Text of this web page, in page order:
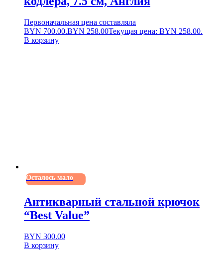
Первоначальная цена составляла
BYN 700.00.BYN 258.00Текущая цена: BYN 258.00.
В корзину
Осталось мало
Антикварный стальной крючок
“Best Value”
BYN 300.00
В корзину